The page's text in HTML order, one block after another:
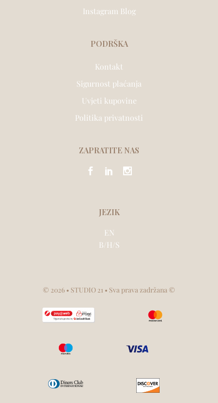
Instagram Blog
PODRŠKA
Kontakt
Sigurnost plaćanja
Uvjeti kupovine
Politika privatnosti
ZAPRATITE NAS
JEZIK
EN
B/H/S
© 2026 • STUDIO 21 • Sva prava zadržana ©